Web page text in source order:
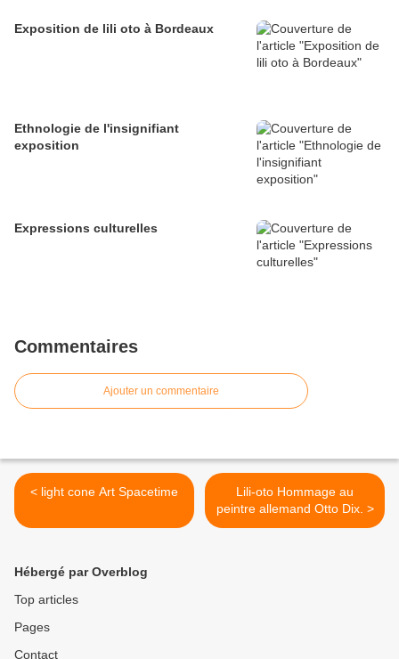
Exposition de lili oto à Bordeaux
Ethnologie de l'insignifiant
exposition
Expressions culturelles
Commentaires
Ajouter un commentaire
< light cone Art Spacetime
Lili-oto Hommage au
peintre allemand Otto Dix. >
Hébergé par Overblog
Top articles
Pages
Contact